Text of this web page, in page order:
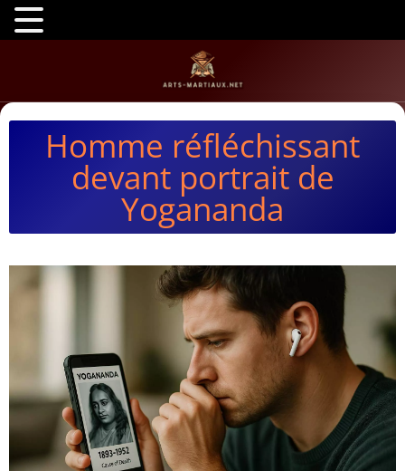
Homme réfléchissant
devant portrait de
Yogananda